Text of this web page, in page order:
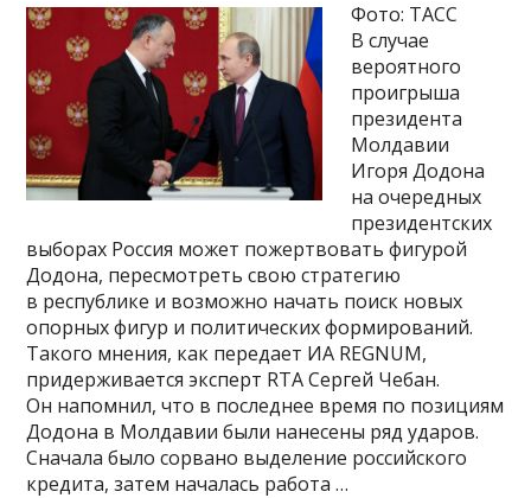
Фото: ТАСС
В случае
вероятного
проигрыша
президента
Молдавии
Игоря Додона
на очередных
президентских
выборах Россия может пожертвовать фигурой
Додона, пересмотреть свою стратегию
в республике и возможно начать поиск новых
опорных фигур и политических формирований.
Такого мнения, как передает ИА REGNUM,
придерживается эксперт RTA Сергей Чебан.
Он напомнил, что в последнее время по позициям
Додона в Молдавии были нанесены ряд ударов.
Сначала было сорвано выделение российского
кредита, затем началась работа …